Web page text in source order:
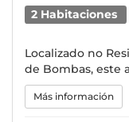
2 Habitaciones
Localizado no
de Bombas, este
Más información